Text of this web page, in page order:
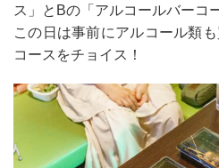
ス」とBの「アルコールバーコ
この日は事前にアルコール類
コースをチョイス！